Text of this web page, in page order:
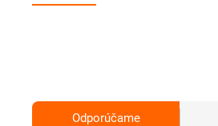
Odporúčame